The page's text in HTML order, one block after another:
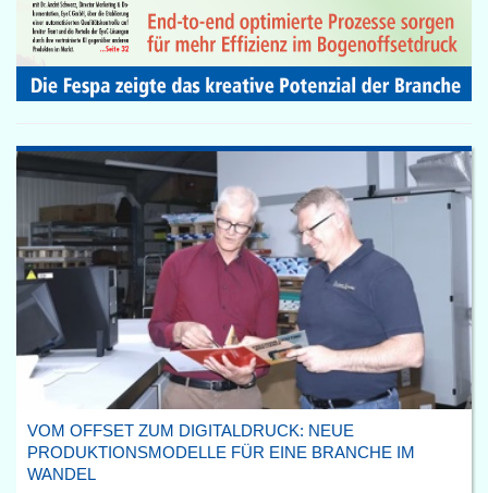
VOM OFFSET ZUM DIGITALDRUCK: NEUE
PRODUKTIONSMODELLE FÜR EINE BRANCHE IM
WANDEL